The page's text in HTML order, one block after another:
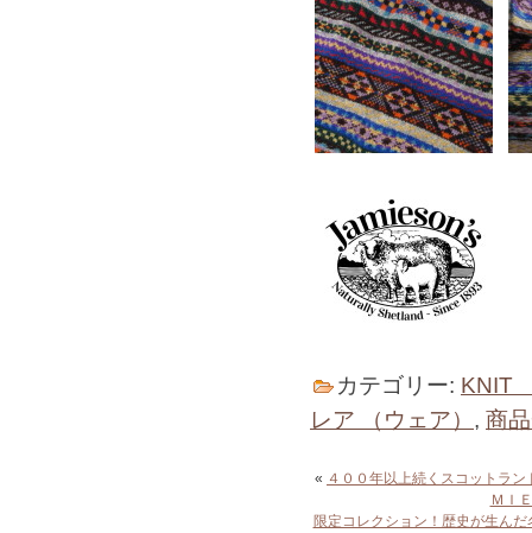
カテゴリー: KNIT
レア （ウェア） , 商
« ４００年以上続くスコットラ
ＭＩ
限定コレクション！歴史が生ん